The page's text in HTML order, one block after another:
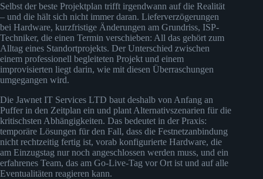
Selbst der beste Projektplan trifft irgendwann auf die Realität
– und die hält sich nicht immer daran. Lieferverzögerungen
bei Hardware, kurzfristige Änderungen am Grundriss, ISP-
Techniker, die einen Termin verschieben: All das gehört zum
Alltag eines Standortprojekts. Der Unterschied zwischen
einem professionell begleiteten Projekt und einem
improvisierten liegt darin, wie mit diesen Überraschungen
umgegangen wird.
Die Jawnet IT Services LTD baut deshalb von Anfang an
Puffer in den Zeitplan ein und plant Alternativszenarien für die
kritischsten Abhängigkeiten. Das bedeutet in der Praxis:
temporäre Lösungen für den Fall, dass die Festnetzanbindung
nicht rechtzeitig fertig ist, vorab konfigurierte Hardware, die
am Einzugstag nur noch angeschlossen werden muss, und ein
erfahrenes Team, das am Go-Live-Tag vor Ort ist und auf alle
Eventualitäten reagieren kann.